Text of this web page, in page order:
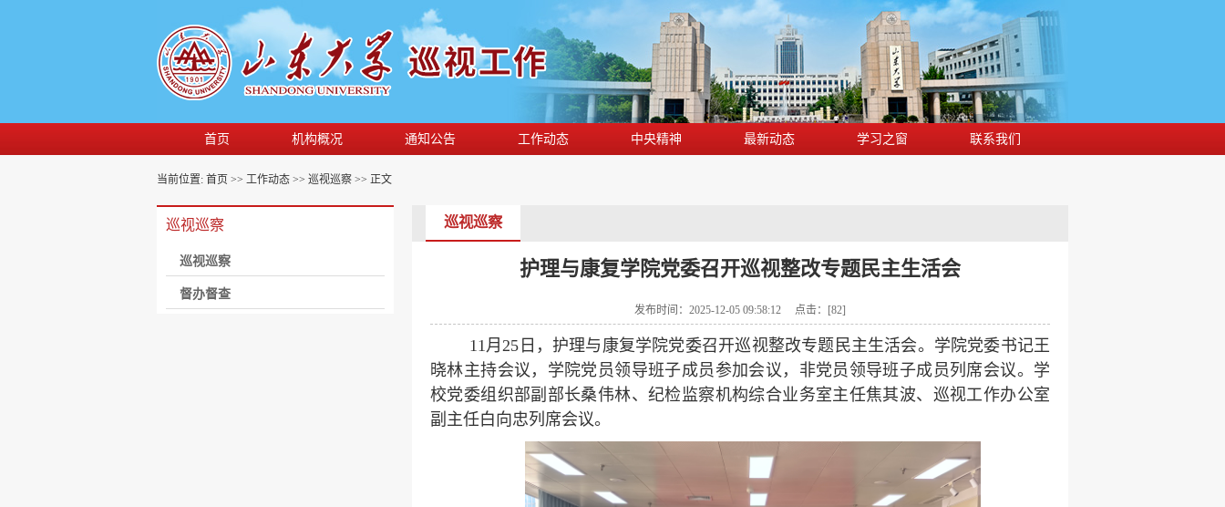
首页 机构概况 通知公告 工作动态 中央精神 最新动态 学习之窗 联系我们
当前位置: 首页 >> 工作动态 >> 巡视巡察 >> 正文
巡视巡察
巡视巡察
督办督查
巡视巡察
护理与康复学院党委召开巡视整改专题民主生活会
发布时间：2025-12-05 09:58:12 点击：[82]
11月25 日，护理与康复学院党委召开巡视整改专题民主生活会。学院党委书记王
晓林主持会议，学院党员领导班子成员参加会议，非党员领导班子成员列席会议。学
校党委组织部副部长桑伟林、纪检监察机构综合业务室主任焦其波、巡视工作办公室
副主任白向忠列席会议。